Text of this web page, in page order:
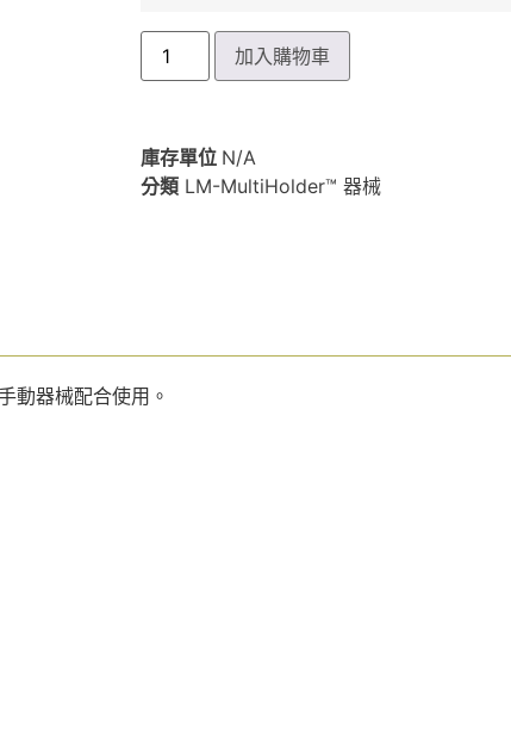
加入購物車
庫存單位 N/A
分類 LM-MultiHolder™ 器械
動器械配合使用。